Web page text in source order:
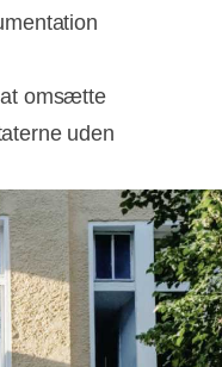
at omsætte
uden